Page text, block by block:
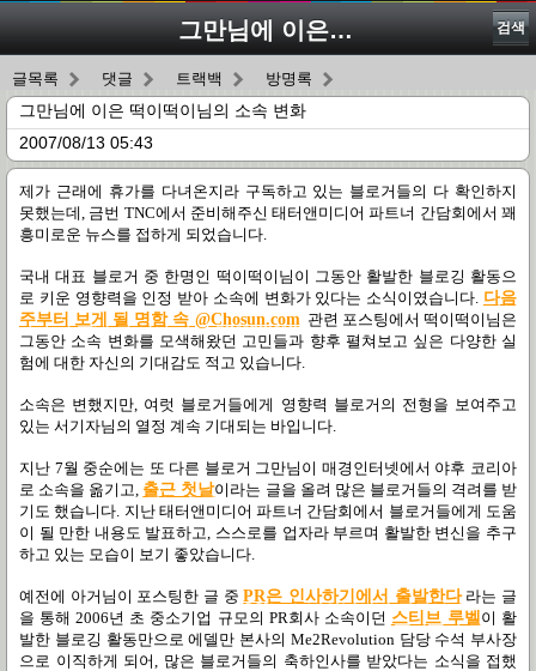
그만님에 이은 떡이떡이님의 소속 변화 검색
글목록 댓글 트랙백 방명록
그만님에 이은 떡이떡이님의 소속 변화
2007/08/13 05:43
제가 근래에 휴가를 다녀온지라 구독하고 있는 블로거들의 다 확인하지
못했는데, 금번 TNC에서 준비해주신 태터앤미디어 파트너 간담회에서 꽤
흥미로운 뉴스를 접하게 되었습니다.
국내 대표 블로거 중 한명인 떡이떡이님이 그동안 활발한 블로깅 활동으
로 키운 영향력을 인정 받아 소속에 변화가 있다는 소식이였습니다. 다음
주부터 보게 될 명함 속 @Chosun.com관련 포스팅에서 떡이떡이님은
그동안 소속 변화를 모색해왔던 고민들과 향후 펼쳐보고 싶은 다양한 실
험에 대한 자신의 기대감도 적고 있습니다.
소속은 변했지만, 여럿 블로거들에게 영향력 블로거의 전형을 보여주고
있는 서기자님의 열정 계속 기대되는 바입니다.
지난 7월 중순에는 또 다른 블로거 그만님이 매경인터넷에서 야후 코리아
로 소속을 옮기고, 출근 첫날이라는 글을 올려 많은 블로거들의 격려를 받
기도 했습니다. 지난 태터앤미디어 파트너 간담회에서 블로거들에게 도움
이 될 만한 내용도 발표하고, 스스로를 업자라 부르며 활발한 변신을 추구
하고 있는 모습이 보기 좋았습니다.
예전에 아거님이 포스팅한 글 중PR은 인사하기에서 출발한다라는 글
을 통해 2006년 초 중소기업 규모의 PR회사 소속이던 스티브 루벨 이 활
발한 블로깅 활동만으로 에델만 본사의 Me2Revolution 담당 수석 부사장
으로 이직하게 되어, 많은 블로거들의 축하인사를 받았다는 소식을 접했